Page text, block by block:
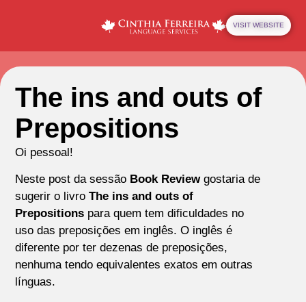
VISIT WEBSITE
The ins and outs of
Prepositions
Oi pessoal!
Neste post da sessão Book Reviewgostaria de
sugerir o livroThe ins and outs of
Prepositions para quem tem dificuldades no
uso das preposições em inglês. O inglês é
diferente por ter dezenas de preposições,
nenhuma tendo equivalentes exatos em outras
línguas.